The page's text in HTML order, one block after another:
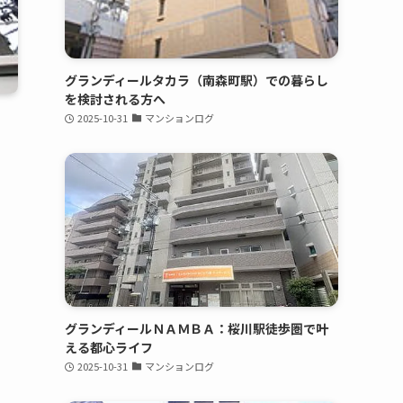
グランディールタカラ（南森町駅）での暮らし
を検討される方へ
2025-10-31 マンションログ
グランディールＮＡＭＢＡ：桜川駅徒歩圏で叶
える都心ライフ
2025-10-31 マンションログ